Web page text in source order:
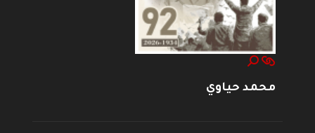
محمد حياوي